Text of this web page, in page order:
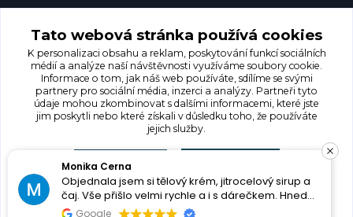
info@herbaroja.cz
Herba Roja 2021|Experimentální zahrada pod Blaníkem 2021| © brand
petula.graphics + team| © fotografie Martin Šilar
Vytvořeno na
Eshop-rychle.cz
Tato webová stránka používá cookies
K personalizaci obsahu a reklam, poskytování funkcí sociálních
médií a analýze naší návštěvnosti využíváme soubory cookie.
Informace o tom, jak náš web používáte, sdílíme se svými
partnery pro sociální média, inzerci a analýzy. Partneři tyto
údaje mohou zkombinovat s dalšími informacemi, které jste
jim poskytli nebo které získali v důsledku toho, že používáte
jejich služby.
Nastavení
Souhlas můžete odmítnout
Monika Cerna
Objednala jsem si tělový krém, jitrocelový sirup a
čaj. Vše přišlo velmi rychle a i s dárečkem. Hned
jsem vše otestovala a jsem nadšená. Jde vidět, že
Google